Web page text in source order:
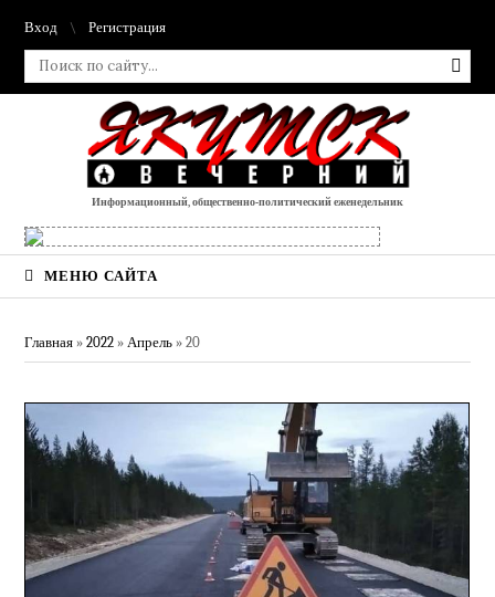
Вход Регистрация
Информационный, общественно-политический еженедельник
МЕНЮ САЙТА
Главная »2022 » Апрель » 20